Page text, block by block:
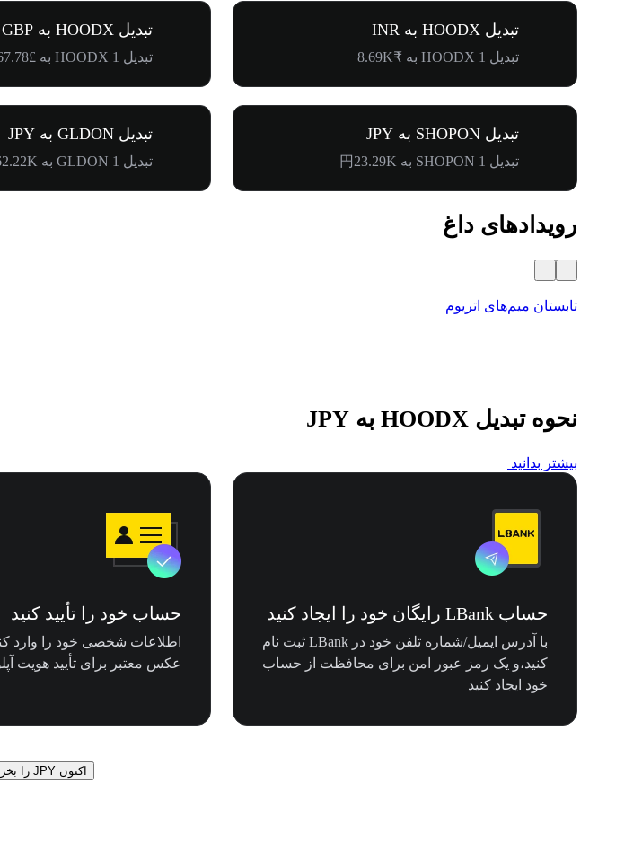
تبدیل HOODX به INR
تبدیل 1 HOODX به ₹8.69K
تبدیل HOODX به GBP
تبدیل 1 HOODX به £67.78
تبدیل SHOPON به JPY
تبدیل 1 SHOPON به 円23.29K
تبدیل GLDON به JPY
تبدیل 1 GLDON به 円62.22K
رویدادهای داغ
تابستان میم‌های اتریوم
نحوه تبدیل HOODX به JPY
بیشتر بدانید
حساب LBank رایگان خود را ایجاد کنید
با آدرس ایمیل/شماره تلفن خود در LBank ثبت نام
کنید،و یک رمز عبور امن برای محافظت از حساب
خود ایجاد کنید
حساب خود را تأیید کنید
اطلاعات شخصی خود را وارد
عکس معتبر برای تأیید هویت
اکنون JPY را بخرید